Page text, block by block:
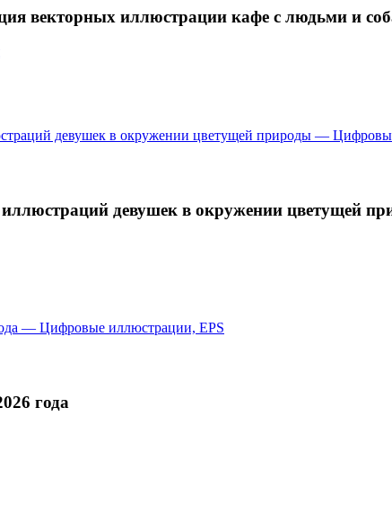
векторных иллюстрации кафе с людьми и
девушек в окружении цветущей
года